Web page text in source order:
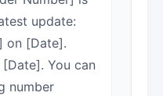
update:
on [Date].
You can
number